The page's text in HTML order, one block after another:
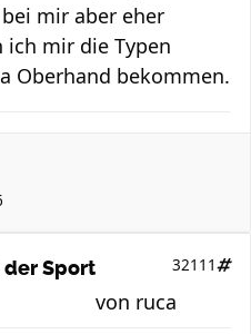
mir aber eher
ich mir die Typen
Oberhand bekommen.
der Sport 32111
von ruca